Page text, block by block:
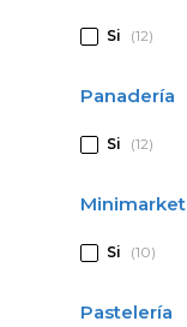
Si (12)
Panadería
Si (12)
Minimarket
Si (10)
Pastelería